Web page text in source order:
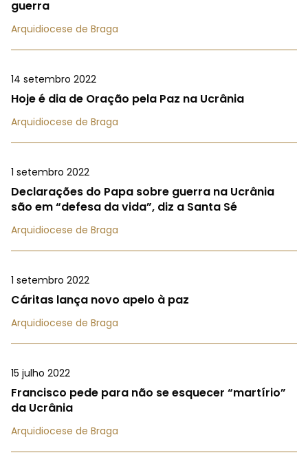
guerra
Arquidiocese de Braga
14 setembro 2022
Hoje é dia de Oração pela Paz na Ucrânia
Arquidiocese de Braga
1 setembro 2022
Declarações do Papa sobre guerra na Ucrânia
são em “defesa da vida”, diz a Santa Sé
Arquidiocese de Braga
1 setembro 2022
Cáritas lança novo apelo à paz
Arquidiocese de Braga
15 julho 2022
Francisco pede para não se esquecer “martírio”
da Ucrânia
Arquidiocese de Braga